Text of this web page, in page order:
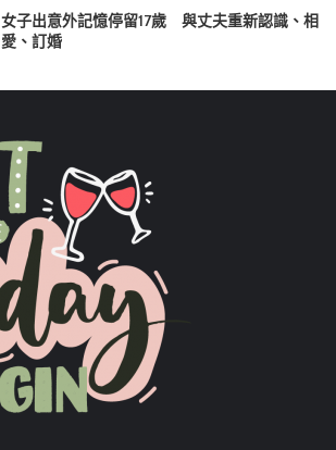
女子出意外記憶停留17歲 與丈夫重新認識、相
愛、訂婚